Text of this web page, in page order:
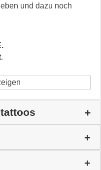
und dazu noch